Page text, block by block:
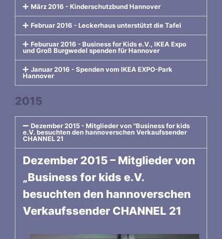
März 2016 - Kinderschutzbund Hannover
Februar 2016 - Leckerhaus unterstützt die Tafel
Feburuar 2016 - Business for Kids e.V., IKEA Expo
und Groß Burgwedel spenden für Hannover
Januar 2016 - Spenden vom IKEA EXPO-Park
Hannover
2015
Dezember 2015 - Mitglieder von "Business for kids
e.V. besuchten den hannoverschen Verkaufssender
CHANNEL 21
Dezember 2015 – Mitglieder von
„Business for kids e.V.
besuchten den hannoverschen
Verkaufssender CHANNEL 21